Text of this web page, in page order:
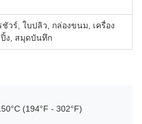
วร์, ใบปลิว, กล่องขนม, เครื่อง
ง, สมุดบันทึก
(194°F - 302°F)